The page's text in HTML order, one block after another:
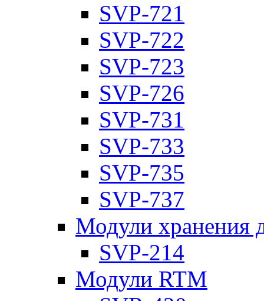
SVP-721
SVP-722
SVP-723
SVP-726
SVP-731
SVP-733
SVP-735
SVP-737
Модули хранения
SVP-214
Модули RTM